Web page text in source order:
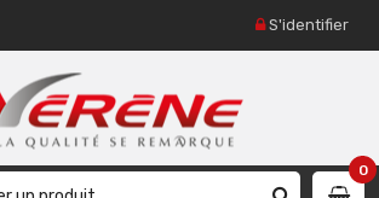
S'identifier
0